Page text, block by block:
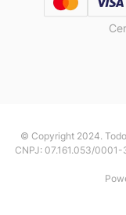
© Copyright 2024.
CNPJ: 07.161.053/